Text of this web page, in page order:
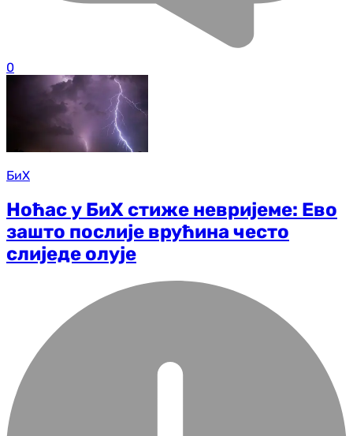
0
БиХ
Ноћас у БиХ стиже невријеме: Ево
зашто послије врућина често
слиједе олује